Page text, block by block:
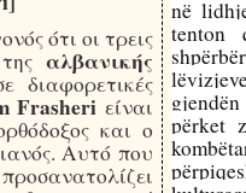
ότι οι τρεις
αλβανικής
διαφορετικές
Frasheri είναι
και ο
Αυτό που
në
tenton
përket